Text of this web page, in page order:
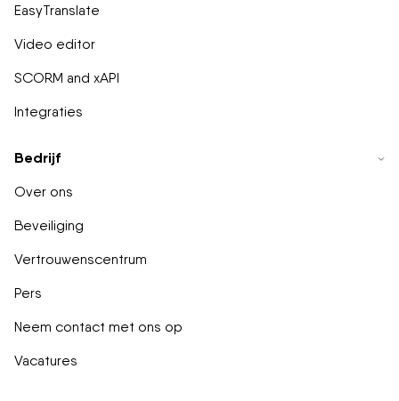
EasyTranslate
Video editor
SCORM and xAPI
Integraties
Bedrijf
Over ons
Beveiliging
Vertrouwenscentrum
Pers
Neem contact met ons op
Vacatures